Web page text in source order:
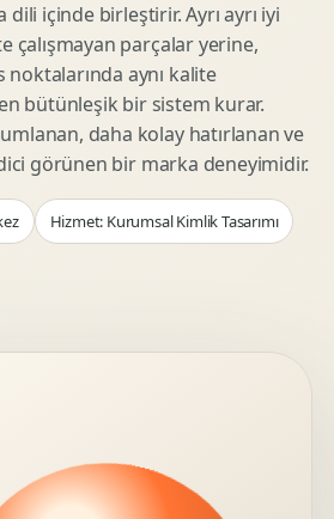
içinde birleştirir. Ayrı ayrı iyi
çalışmayan parçalar yerine,
aynı kalite
bütünleşik bir sistem kurar.
daha kolay hatırlanan ve
görünen bir marka deneyimidir.
Hizmet: Kurumsal Kimlik Tasarımı